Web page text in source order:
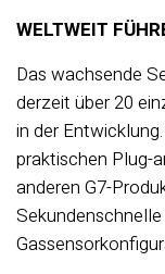
WELTWEIT
Das wachsende
derzeit über 20
in der
praktischen Plug-
anderen G7-